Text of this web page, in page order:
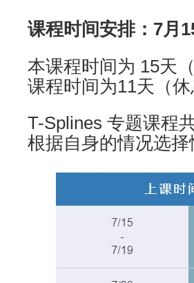
课程时间安排：7月
本课程时间为 15天
课程时间为11天（
T-Splines 专题课程
根据自身的情况选